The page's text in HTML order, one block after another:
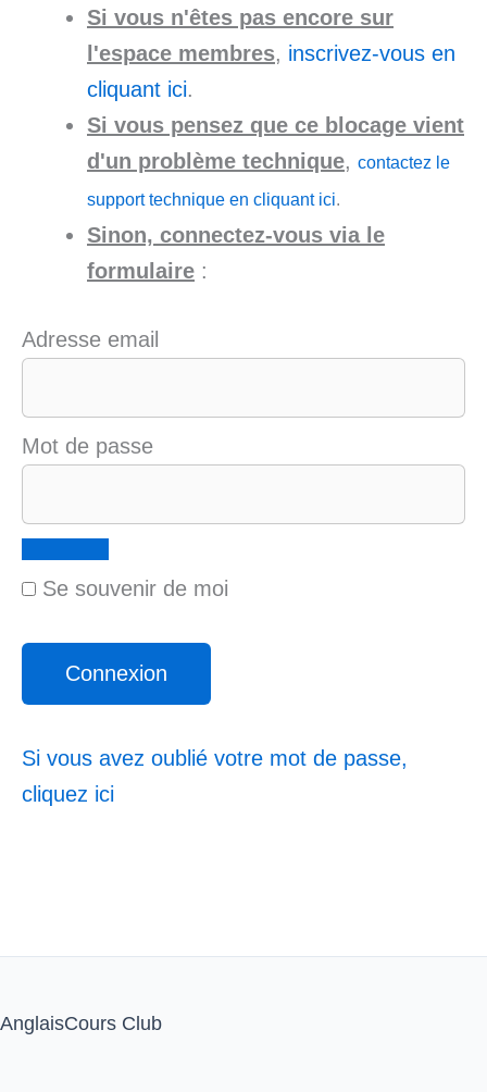
Si vous n'êtes pas encore sur
l'espace membres, inscrivez-vous en
cliquant ici.
Si vous pensez que ce blocage vient
d'un problème technique, contactez le
support technique en cliquant ici.
Sinon, connectez-vous via le
formulaire :
Adresse email
Mot de passe
Se souvenir de moi
Si vous avez oublié votre mot de passe,
cliquez ici
AnglaisCours Club